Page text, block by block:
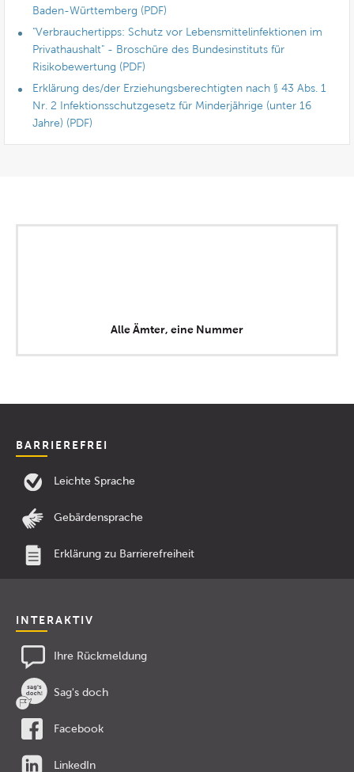
Baden-Württemberg (PDF)
"Verbrauchertipps: Schutz vor Lebensmittelinfektionen im
Privathaushalt" - Broschüre des Bundesinstituts für
Risikobewertung (PDF)
Erklärung des/der Erziehungsberechtigten nach § 43 Abs. 1
Nr. 2 Infektionsschutzgesetz für Minderjährige (unter 16
Jahre) (PDF)
Alle Ämter, eine Nummer
BARRIEREFREI
Leichte Sprache
Gebärdensprache
Erklärung zu Barrierefreiheit
INTERAKTIV
Ihre Rückmeldung
Sag's doch
Facebook
LinkedIn